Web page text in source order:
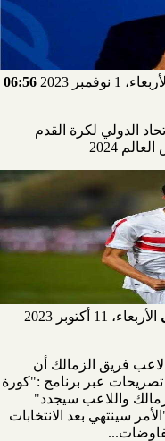
1 نوفمبر 2023
06:56
الدولي لكرة القدم
2024
الأربعاء، 11 أكتوبر 2023
فريق الزمالك أن
تصريحات عبر برنامج :"كورة
واللاعب سيجدد"
سينتهي بعد الانتخابات